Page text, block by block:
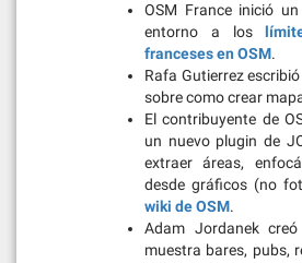
OSM France inició
entorno a los
franceses en OSM.
Rafa Gutierrez
sobre como crear
El contribuyente de
un nuevo plugin de
extraer áreas,
desde gráficos (no
wiki de OSM.
Adam Jordanek
muestra bares, pubs,